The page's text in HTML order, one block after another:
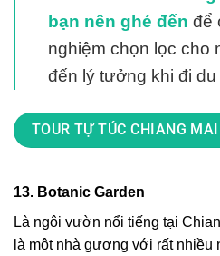
bạn nên ghé đến để
nghiệm chọn lọc cho
đến lý tưởng khi đi
TOUR TỰ TÚC CHIANG
13. Botanic Garden
Là ngôi vườn nổi tiếng tại
là một nhà gương với rất nhiều